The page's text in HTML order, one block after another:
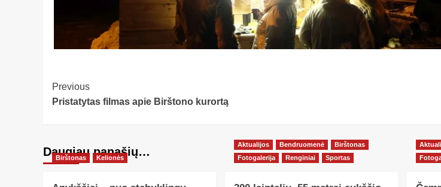
Post
Navigation
Previous
Pristatytas filmas apie Birštono kurortą
Daugiau panašių…
Birštonas Kelionės
Aktualijos Bendruomenė
Birštonas
Fotogalerija
Renginiai Sportas